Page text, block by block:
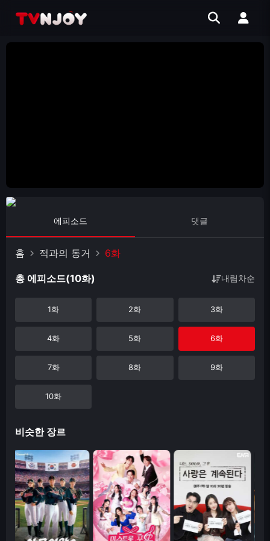
에피소드 댓글
홈 적과의 동거 6화
총 에피소드(10화) 내림차순
1화 2화 3화
4화 5화 6화
7화 8화 9화
10화
비슷한 장르